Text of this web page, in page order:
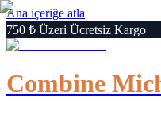
Ana içeriğe atla
750 ₺ Üzeri Ücretsiz Kargo
Combine